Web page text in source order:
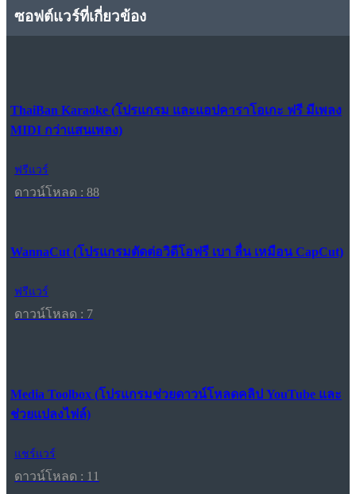
ซอฟต์แวร์ที่เกี่ยวข้อง
ThaiBan Karaoke (โปรแกรม และแอปคาราโอเกะ ฟรี มีเพลง
MIDI กว่าแสนเพลง)
ฟรีแวร์
ดาวน์โหลด : 88
WannaCut (โปรแกรมตัดต่อวิดีโอฟรี เบา ลื่น เหมือน CapCut)
ฟรีแวร์
ดาวน์โหลด : 7
Media Toolbox (โปรแกรมช่วยดาวน์โหลดคลิป YouTube และ
ช่วยแปลงไฟล์)
แชร์แวร์
ดาวน์โหลด : 11